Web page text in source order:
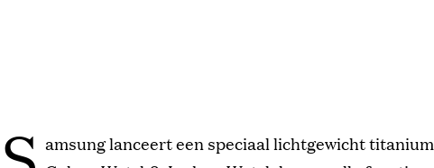
amsung lanceert een speciaal lichtgewicht